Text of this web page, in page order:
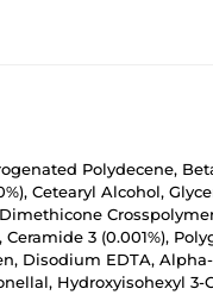
Polydecene,
Cetearyl Alcohol,
3 (0.001%),
Disodium EDTA,
Hydroxyisohexyl